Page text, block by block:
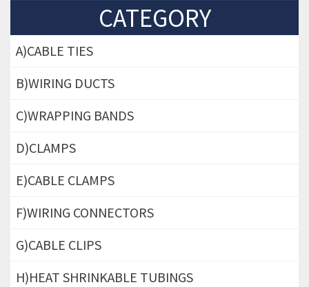
CATEGORY
A)CABLE TIES
B)WIRING DUCTS
C)WRAPPING BANDS
D)CLAMPS
E)CABLE CLAMPS
F)WIRING CONNECTORS
G)CABLE CLIPS
H)HEAT SHRINKABLE TUBINGS